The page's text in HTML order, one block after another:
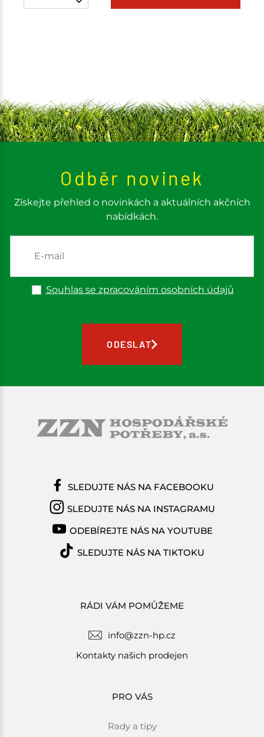
Odběr novinek
Získejte přehled o novinkách a aktuálních akčních
nabídkách.
Souhlas se zpracováním osobních údajů
ODESLAT
RÁDI VÁM POMŮŽEME
info@zzn-hp.cz
Kontakty našich prodejen
PRO VÁS
Rady a tipy
SLEDUJTE NÁS NA FACEBOOKU
SLEDUJTE NÁS NA INSTAGRAMU
ODEBÍREJTE NÁS NA YOUTUBE
SLEDUJTE NÁS NA TIKTOKU